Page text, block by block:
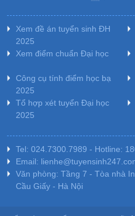
Xem đề án tuyển sinh ĐH
2025
Xem điểm chuẩn Đại học
Công cụ tính điểm học bạ
2025
Tổ hợp xét tuyển Đại học
2025
Tel: 024.7300.7989 - Hotline:
Email:
Văn phòng: Tầng 7 - Tòa nhà
Cầu Giấy - Hà Nội